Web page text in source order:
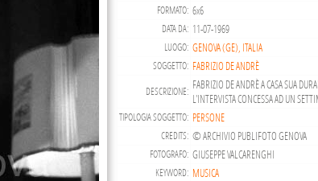
FORMATO: 6x6
DATA DA: 11-07-1969
LUOGO: GENOVA (GE), ITALIA
SOGGETTO: FABRIZIO DE ANDRÈ
DESCRIZIONE: FABRIZIO DE ANDRÈ A CASA SUA
L'INTERVISTA CONCESSA AD UN
TIPOLOGIA SOGGETTO: PERSONE
CREDITS: © ARCHIVIO PUBLIFOTO GENOVA
FOTOGRAFO: GIUSEPPE VALCARENGHI
KEYWORD: MUSICA